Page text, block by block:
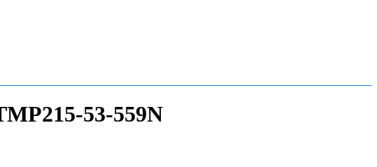
53-559N